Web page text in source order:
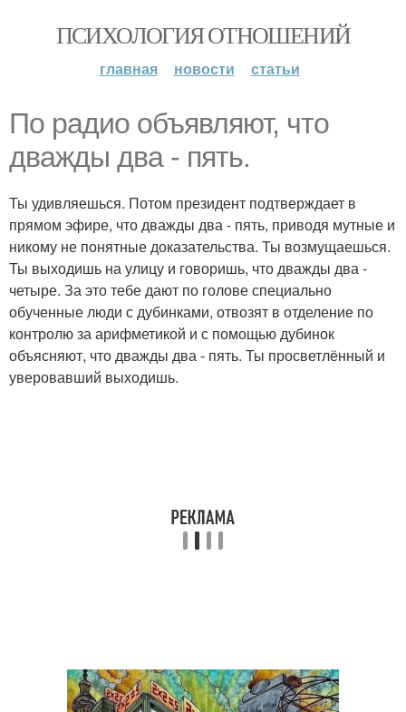
ПСИХОЛОГИЯ ОТНОШЕНИЙ
главная новости статьи
По радио объявляют, что
дважды два - пять.
Ты удивляешься. Потом президент подтверждает в
прямом эфире, что дважды два - пять, приводя мутные и
никому не понятные доказательства. Ты возмущаешься.
Ты выходишь на улицу и говоришь, что дважды два -
четыре. За это тебе дают по голове специально
обученные люди с дубинками, отвозят в отделение по
контролю за арифметикой и с помощью дубинок
объясняют, что дважды два - пять. Ты просветлённый и
уверовавший выходишь.